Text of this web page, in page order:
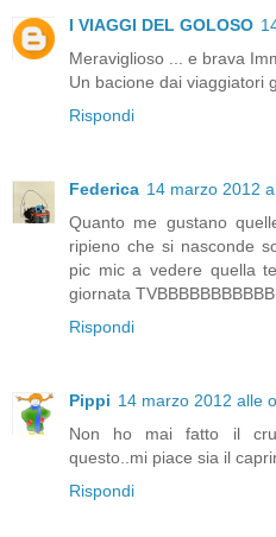
I VIAGGI DEL GOLOSO
Meraviglioso ... e brava
Un bacione dai viaggiatori
Rispondi
Federica 14 marzo 2012
Quanto me gustano
ripieno che si nasconde
pic mic a vedere quella
giornata
Rispondi
Pippi 14 marzo 2012 alle
Non ho mai fatto il
questo..mi piace sia il
Rispondi